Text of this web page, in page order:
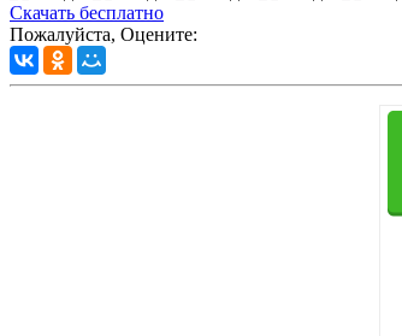
Скачать бесплатно
Пожалуйста, Оцените: